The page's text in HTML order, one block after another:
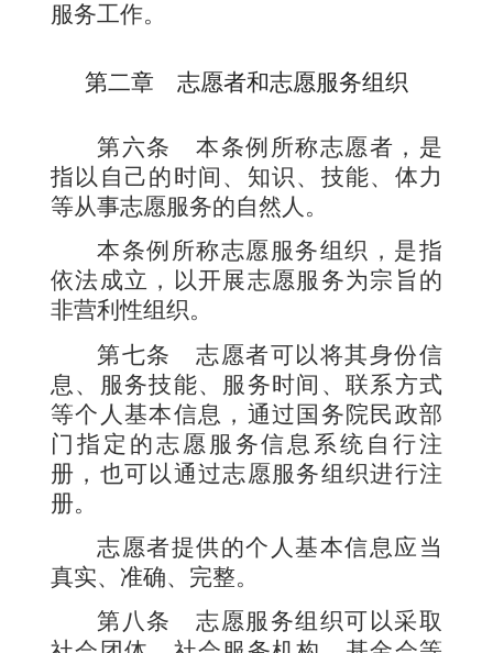
服务工作。
第二章 志愿者和志愿服务组织
第六条
本条例所称志愿者，是
指以自己的时间、知识、技能、体力
等从事志愿服务的自然人。
本条例所称志愿服务组织，是指
依法成立，以开展志愿服务为宗旨的
非营利性组织。
第七条
志愿者可以将其身份信
息、服务技能、服务时间、联系方式
等个人基本信息，通过国务院民政部
门指定的志愿服务信息系统自行注
册，也可以通过志愿服务组织进行注
册。
志愿者提供的个人基本信息应当
真实、准确、完整。
第八条
志愿服务组织可以采取